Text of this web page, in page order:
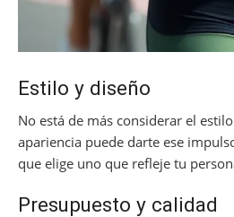
Estilo y diseño
No está de más considerar el
apariencia puede darte ese
que elige uno que refleje tu
Presupuesto y calidad